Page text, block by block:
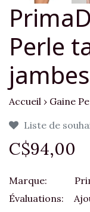
Perle
jambes
Accueil › Gaine
Liste de
C$94,00
Marque:
Évaluations: